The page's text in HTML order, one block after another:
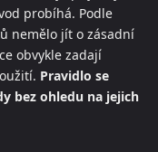
probíhá. Podle
nemělo jít o zásadní
obvykle zadají
Pravidlo se
bez ohledu na jejich